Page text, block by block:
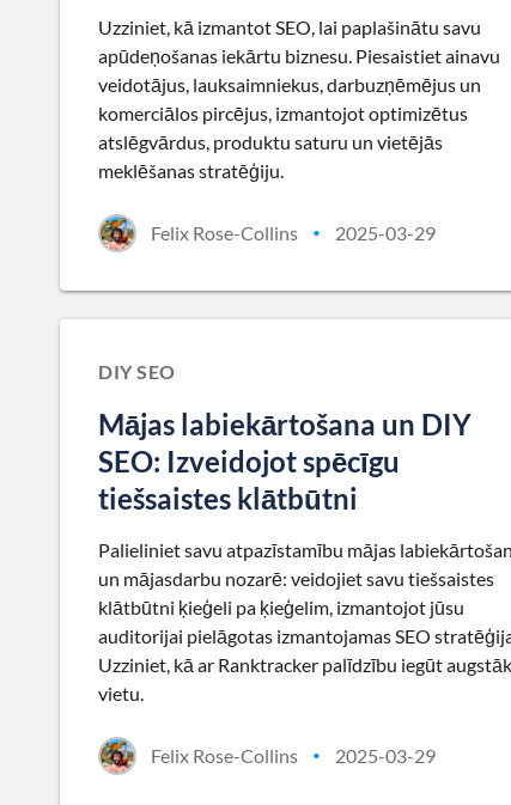
Uzziniet, kā izmantot SEO, lai paplašinātu savu
apūdeņošanas iekārtu biznesu. Piesaistiet ainavu
veidotājus, lauksaimniekus, darbuzņēmējus un
komerciālos pircējus, izmantojot optimizētus
atslēgvārdus, produktu saturu un vietējās
meklēšanas stratēģiju.
Felix Rose-Collins • 2025-03-29
DIY SEO
Mājas labiekārtošana un DIY
SEO: Izveidojot spēcīgu
tiešsaistes klātbūtni
Palieliniet savu atpazīstamību mājas
un mājasdarbu nozarē: veidojiet savu tiešsaistes
klātbūtni ķieģeli pa ķieģelim, izmantojot jūsu
auditorijai pielāgotas izmantojamas SEO
Uzziniet, kā ar Ranktracker palīdzību iegūt
vietu.
Felix Rose-Collins • 2025-03-29